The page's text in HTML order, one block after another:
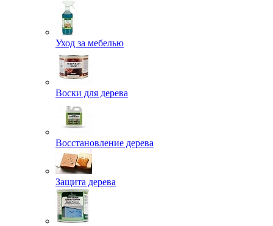
Уход за мебелью
Воски для дерева
Восстановление дерева
Защита дерева